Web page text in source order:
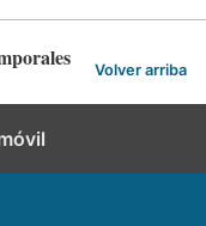
Volver arriba